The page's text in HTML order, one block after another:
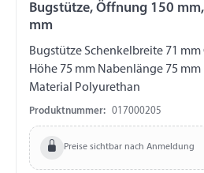
Bugstütze, Öffnung 150
mm
Bugstütze Schenkelbreite 71
Höhe 75 mm Nabenlänge 75
Material Polyurethan
Produktnummer: 017000205
Preise sichtbar nach Anmeldung